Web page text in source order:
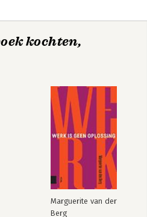
217
kochten,
Marguerite van der
Berg